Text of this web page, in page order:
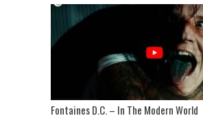
Fontaines D.C. – In The Modern World